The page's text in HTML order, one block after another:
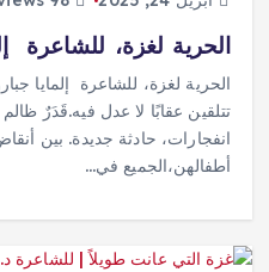
الحرية لغزة، للشاعرة
الحرية لغزة، للشاعرة إلمايا
تتلقين عقابًا لا عدل فيه.قَدَرٌ
انفجارات، حادثة جديدة. بين
أطفالهن،الجميع في…